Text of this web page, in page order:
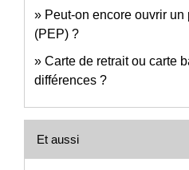
Peut-on encore ouvrir
(PEP) ?
Carte de retrait ou carte
différences ?
Et aussi